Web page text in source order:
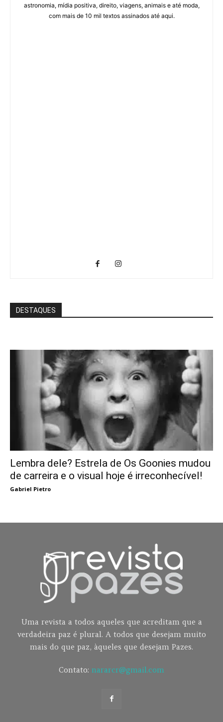
astronomia, mídia positiva, direito, viagens, animais e até moda,
com mais de 10 mil textos assinados até aqui.
DESTAQUES
Lembra dele? Estrela de Os Goonies mudou
de carreira e o visual hoje é irreconhecível!
Gabriel Pietro
Uma revista a todos aqueles que acreditam que a
verdadeira paz é plural. A todos que desejam muito
mais do que paz, àqueles que desejam Pazes.
Contato: nararcr@gmail.com